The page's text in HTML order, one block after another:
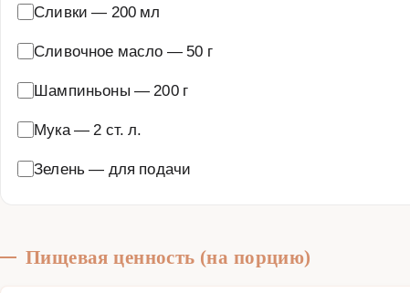
Сливки — 200 мл
Сливочное масло — 50 г
Шампиньоны — 200 г
Мука— 2 ст. л.
Зелень — для подачи
Пищевая ценность (на порцию)